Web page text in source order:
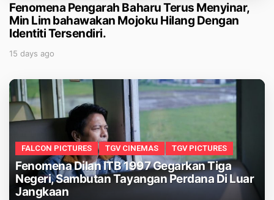
Fenomena Pengarah Baharu Terus Menyinar,
Min Lim bahawakan Mojoku Hilang Dengan
Identiti Tersendiri.
15 days ago
FALCON PICTURES TGV CINEMAS TGV PICTURES
Fenomena Dilan ITB 1997 Gegarkan Tiga
Negeri, Sambutan Tayangan Perdana Di Luar
Jangkaan